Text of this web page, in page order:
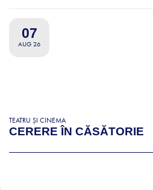
07
AUG 26
TEATRU ȘI CINEMA
CERERE ÎN CĂSĂTORIE